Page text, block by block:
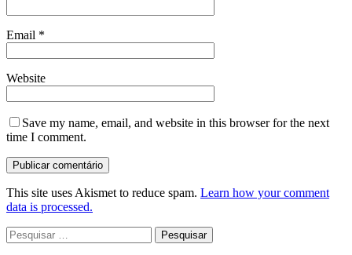
Email *
Website
Save my name, email, and website in this browser for the next
time I comment.
This site uses Akismet to reduce spam. Learn how your comment
data is processed.
Pesquisar
por: